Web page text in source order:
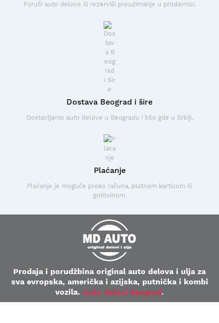
Poruči auto delove ili rezerviši preuzimanje u prodavnici.
Dostava Beograd i šire
Dostavljamo auto delove u Beogradu i bilo gde u Srbiji.
Plaćanje
Plaćanje je moguće preko računa, platnom karticom ili
gotovinom.
Prodaja i porudžbina original auto delova i ulja za
sva evropska, američka i azijska, putnička i kombi
vozila. Auto delovi Beograd.